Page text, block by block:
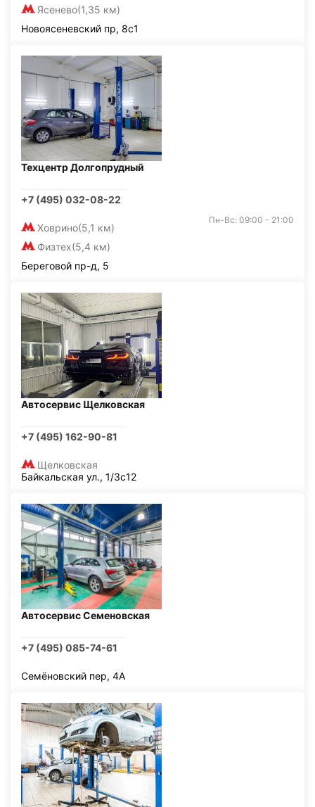
Ясенево(1,35 км)
Новоясеневский пр, 8с1
Техцентр Долгопрудный
+7 (495) 032-08-22
Ховрино(5,1 км)
Физтех(5,4 км)
Пн-Вс: 09:00 - 21:00
Береговой пр-д, 5
Автосервис Щелковская
+7 (495) 162-90-81
Щелковская
Байкальская ул., 1/3с12
Автосервис Семеновская
+7 (495) 085-74-61
Семёновский пер, 4А